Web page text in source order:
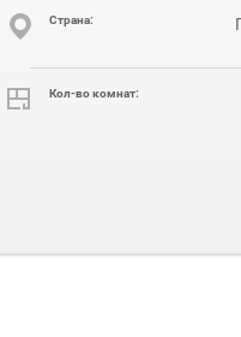
Cтрана:
Кол-во комнат: